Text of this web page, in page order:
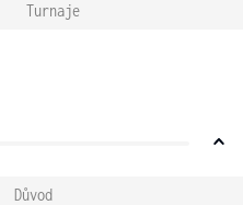
Turnaje
Důvod